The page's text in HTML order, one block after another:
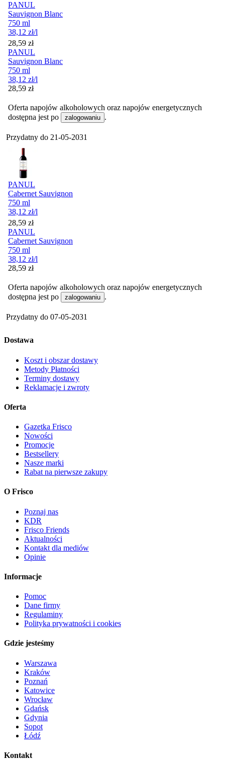
PANUL
Sauvignon Blanc
750 ml
38,12 zł/l
Cena
28,59 zł
PANUL
Sauvignon Blanc
750 ml
38,12 zł/l
Cena
28,59 zł
Oferta napojów alkoholowych oraz napojów energetycznych
dostępna jest po
zalogowaniu .
Przydatny do 21-05-2031
PANUL
Cabernet Sauvignon
750 ml
38,12 zł/l
Cena
28,59 zł
PANUL
Cabernet Sauvignon
750 ml
38,12 zł/l
Cena
28,59 zł
Oferta napojów alkoholowych oraz napojów energetycznych
dostępna jest po
zalogowaniu .
Przydatny do 07-05-2031
Dostawa
Koszt i obszar dostawy
Metody Płatności
Terminy dostawy
Reklamacje i zwroty
Oferta
Gazetka Frisco
Nowości
Promocje
Bestsellery
Nasze marki
Rabat na pierwsze zakupy
O Frisco
Poznaj nas
KDR
Frisco Friends
Aktualności
Kontakt dla mediów
Opinie
Informacje
Pomoc
Dane firmy
Regulaminy
Polityka prywatności i cookies
Gdzie jesteśmy
Warszawa
Kraków
Poznań
Katowice
Wrocław
Gdańsk
Gdynia
Sopot
Łódź
Kontakt